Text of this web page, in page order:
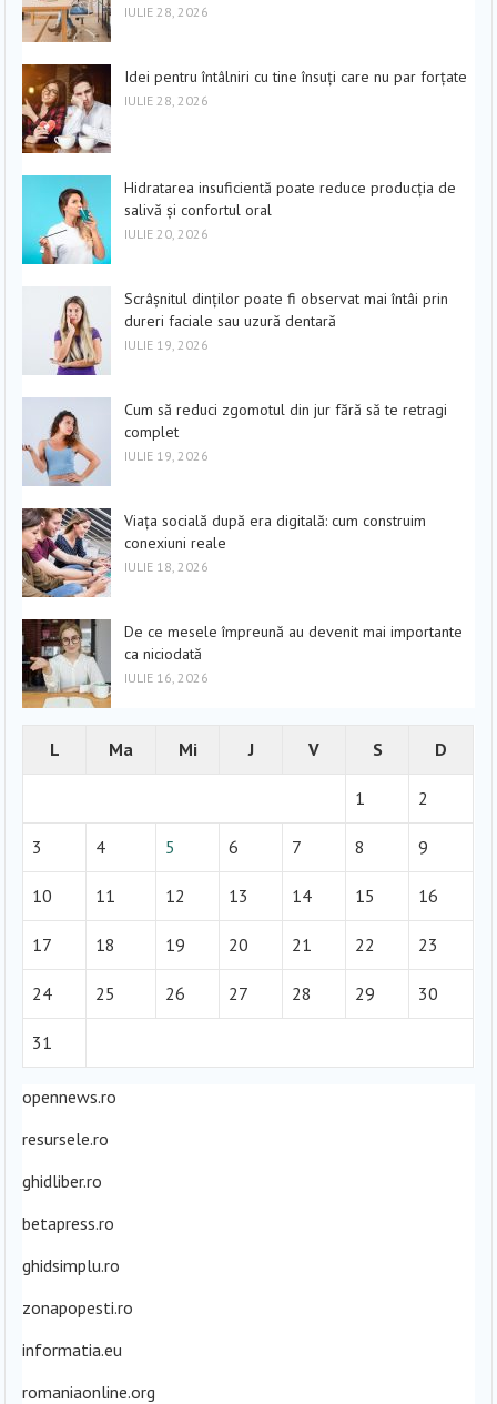
IULIE 28, 2026
Idei pentru întâlniri cu tine însuți care nu par forțate
IULIE 28, 2026
Hidratarea insuficientă poate reduce producția de
salivă și confortul oral
IULIE 20, 2026
Scrâșnitul dinților poate fi observat mai întâi prin
dureri faciale sau uzură dentară
IULIE 19, 2026
Cum să reduci zgomotul din jur fără să te retragi
complet
IULIE 19, 2026
Viața socială după era digitală: cum construim
conexiuni reale
IULIE 18, 2026
De ce mesele împreună au devenit mai importante
ca niciodată
IULIE 16, 2026
L Ma Mi J V S D
1 2
3 4 5 6 7 8 9
10 11 12 13 14 15 16
17 18 19 20 21 22 23
24 25 26 27 28 29 30
31
opennews.ro
resursele.ro
ghidliber.ro
betapress.ro
ghidsimplu.ro
zonapopesti.ro
informatia.eu
romaniaonline.org